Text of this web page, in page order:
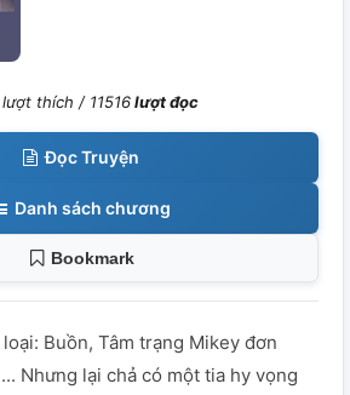
lượt thích / 11516lượt đọc
Đọc Truyện
Danh sách chương
Bookmark
Buồn, Tâm trạng Mikey đơn
Nhưng lại chả có một tia hy vọng